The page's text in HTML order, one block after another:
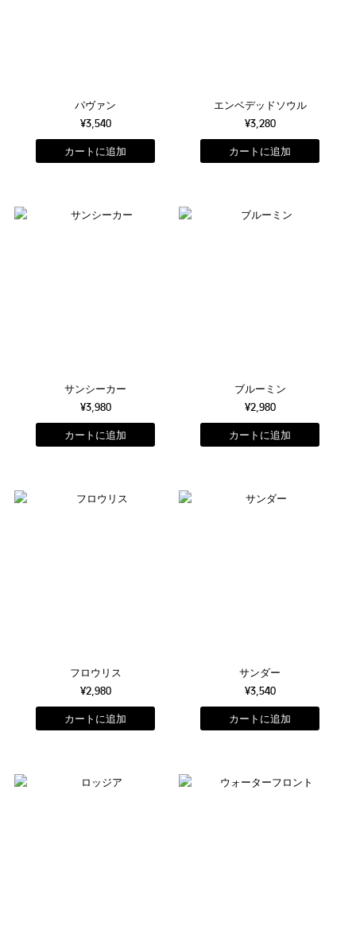
パヴァン
¥3,540
エンベデッドソウル
¥3,280
サンシーカー
¥3,980
ブルーミン
¥2,980
フロウリス
¥2,980
サンダー
¥3,540